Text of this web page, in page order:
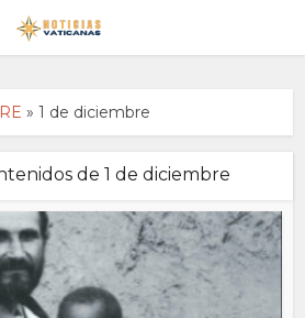
»1 de diciembre
de 1 de diciembre